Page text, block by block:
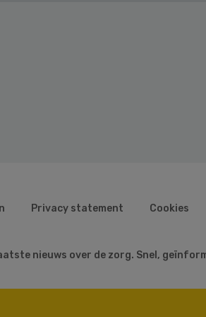
Privacy statement Cookies
nieuws over de zorg. Snel,